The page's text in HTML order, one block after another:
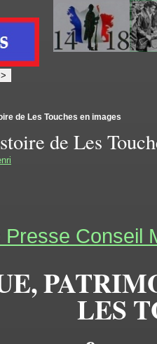
de Les Touches en images
de Les
Presse Conseil
LES